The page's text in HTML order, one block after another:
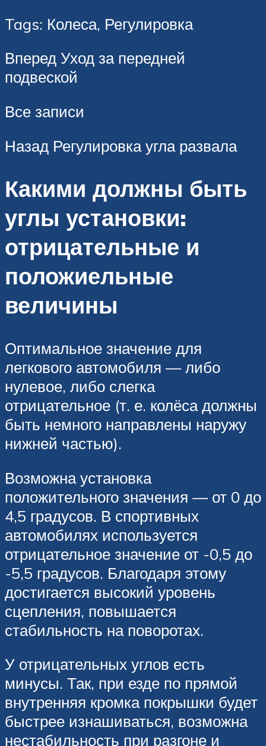
Tags: Колеса, Регулировка
Вперед Уход за передней
подвеской
Все записи
Назад Регулировка угла развала
Какими должны быть
углы установки:
отрицательные и
положиельные
величины
Оптимальное значение для
легкового автомобиля — либо
нулевое, либо слегка
отрицательное (т. е. колёса должны
быть немного направлены наружу
нижней частью).
Возможна установка
положительного значения — от 0 до
4,5 градусов. В спортивных
автомобилях используется
отрицательное значение от -0,5 до
-5,5 градусов. Благодаря этому
достигается высокий уровень
сцепления, повышается
стабильность на поворотах.
У отрицательных углов есть
минусы. Так, при езде по прямой
внутренняя кромка покрышки будет
быстрее изнашиваться, возможна
нестабильность при разгоне и